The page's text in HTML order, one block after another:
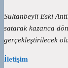
Sultanbeyli Eski
satarak kazanca
gerçekleştirilecek
İletişim